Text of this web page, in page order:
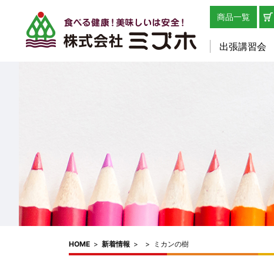
商品一覧
出張講習会
HOME > 新着情報 > > ミカンの樹